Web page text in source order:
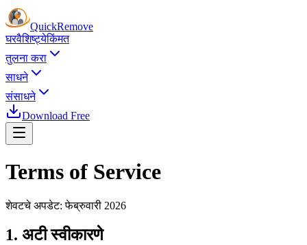
QuickRemove
घरवैशिष्ट्येकिंमत
तुलना करा
साधने
संसाधने
Download Free
Terms of Service
शेवटचे अपडेट: फेब्रुवारी 2026
1. अटी स्वीकारणे